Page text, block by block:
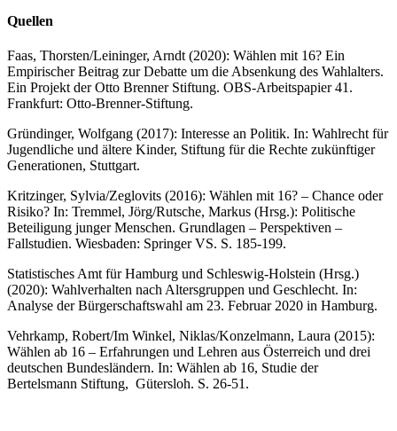
Quellen
Faas, Thorsten/Leininger, Arndt (2020): Wählen mit 16? Ein
Empirischer Beitrag zur Debatte um die Absenkung des Wahlalters.
Ein Projekt der Otto Brenner Stiftung. OBS-Arbeitspapier 41.
Frankfurt: Otto-Brenner-Stiftung.
Gründinger, Wolfgang (2017): Interesse an Politik. In: Wahlrecht für
Jugendliche und ältere Kinder, Stiftung für die Rechte zukünftiger
Generationen, Stuttgart.
Kritzinger, Sylvia/Zeglovits (2016): Wählen mit 16? – Chance oder
Risiko? In: Tremmel, Jörg/Rutsche, Markus (Hrsg.): Politische
Beteiligung junger Menschen. Grundlagen – Perspektiven –
Fallstudien. Wiesbaden: Springer VS. S. 185-199.
Statistisches Amt für Hamburg und Schleswig-Holstein (Hrsg.)
(2020): Wahlverhalten nach Altersgruppen und Geschlecht. In:
Analyse der Bürgerschaftswahl am 23. Februar 2020 in Hamburg.
Vehrkamp, Robert/Im Winkel, Niklas/Konzelmann, Laura (2015):
Wählen ab 16 – Erfahrungen und Lehren aus Österreich und drei
deutschen Bundesländern. In: Wählen ab 16, Studie der
Bertelsmann Stiftung, Gütersloh. S. 26-51.